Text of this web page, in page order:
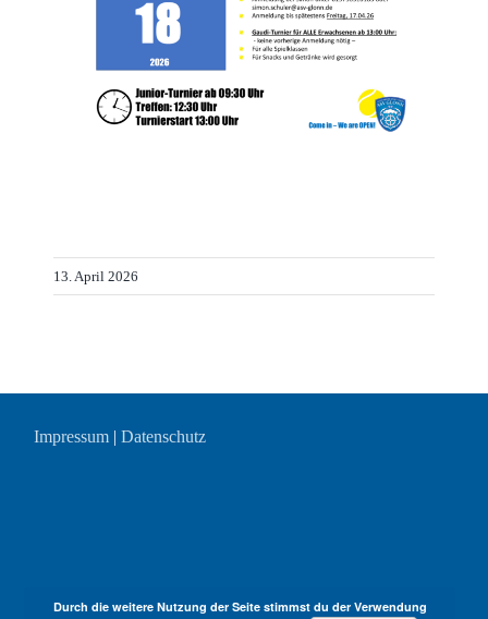
13. April 2026
Impressum |Datenschutz
Durch die weitere Nutzung der Seite stimmst du der Verwendung